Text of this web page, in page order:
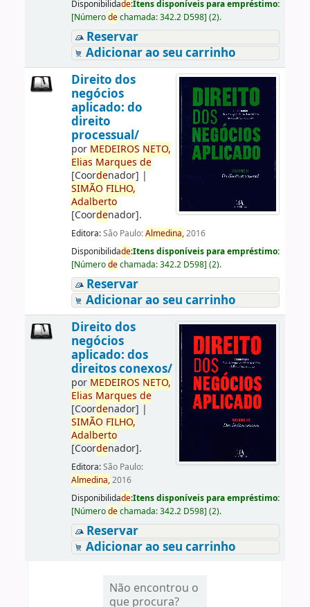
Disponibilidade:Itens disponíveis para empréstimo:
[Númerodechamada:342.2 D598] (2).
Reservar
Adicionar ao seu carrinho
Direito dos
negócios
aplicado: do
direito
processual/
por MEDEIROS NETO,
Elias Marques de
[Coordenador] |
SIMÃO FILHO,
Adalberto
[Coordenador].
Editora:São Paulo:Almedina,2016
Disponibilidade:Itens disponíveis para empréstimo:
[Númerodechamada:342.2 D598] (2).
Reservar
Adicionar ao seu carrinho
Direito dos
negócios
aplicado: dos
direitos conexos/
por MEDEIROS NETO,
Elias Marques de
[Coordenador] |
SIMÃO FILHO,
Adalberto
[Coordenador].
Editora:São Paulo:
Almedina,2016
Disponibilidade:Itens disponíveis para empréstimo:
[Númerodechamada:342.2 D598] (2).
Reservar
Adicionar ao seu carrinho
Não encontrou o
que procura?